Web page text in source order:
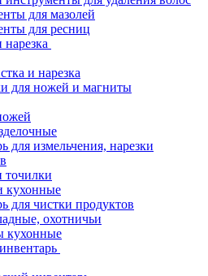
для мазолей
для ресниц
и нарезка
для ножей и магниты
для измельчения, нарезки
кухонные
для чистки продуктов
охотничьи